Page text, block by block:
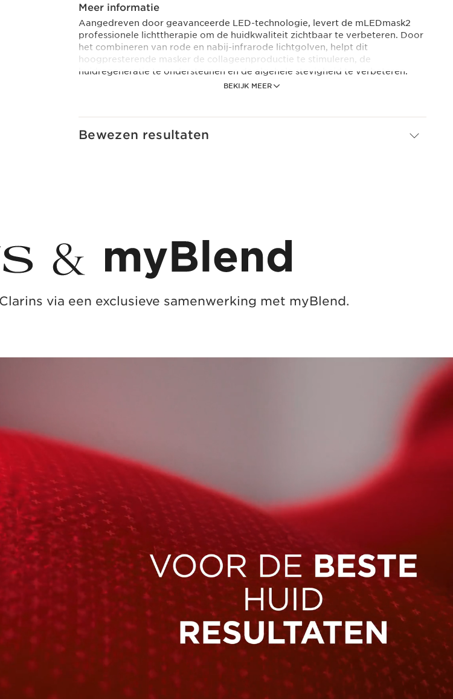
BEKIJK MEER
Meer informatie
Aangedreven door geavanceerde LED-technologie, levert de mLEDmask2
professionele lichttherapie om de huidkwaliteit zichtbaar te verbeteren. Door
het combineren van rode en nabij-infrarode lichtgolven, helpt dit
hoogpresterende masker de collageenproductie te stimuleren, de
huidregeneratie te ondersteunen en de algehele stevigheid te verbeteren.
verminderen. Bij regelmatig gebruik oogt de huid gladder, steviger en
stralender, met een egalere teint.
Geïnspireerd door professionele LED-behandelingen combineert de
myLEDmask2 rode en nabij-infrarode golflengten in een hoogwaardig
apparaat voor gerichte lichttherapie op gezicht en hals, gewoon bij je thuis.
Bewezen resultaten
& MyBlend
via een exclusieve samenwerking met myBlend.